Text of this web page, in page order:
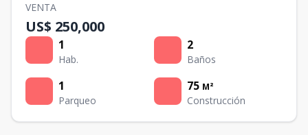
VENTA
US$ 250,000
1
Hab.
2
Baños
1
Parqueo
75 M²
Construcción